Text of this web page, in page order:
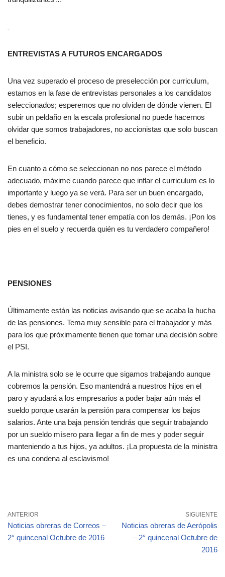
ENTREVISTAS A FUTUROS ENCARGADOS
Una vez superado el proceso de preselección por curriculum,
estamos en la fase de entrevistas personales a los candidatos
seleccionados; esperemos que no olviden de dónde vienen. El
subir un peldaño en la escala profesional no puede hacernos
olvidar que somos trabajadores, no accionistas que solo buscan
el beneficio.
En cuanto a cómo se seleccionan no nos parece el método
adecuado, máxime cuando parece que inflar el curriculum es lo
importante y luego ya se verá. Para ser un buen encargado,
debes demostrar tener conocimientos, no solo decir que los
tienes, y es fundamental tener empatía con los demás. ¡Pon los
pies en el suelo y recuerda quién es tu verdadero compañero!
PENSIONES
Últimamente están las noticias avisando que se acaba la hucha
de las pensiones. Tema muy sensible para el trabajador y más
para los que próximamente tienen que tomar una decisión sobre
el PSI.
A la ministra solo se le ocurre que sigamos trabajando aunque
cobremos la pensión. Eso mantendrá a nuestros hijos en el
paro y ayudará a los empresarios a poder bajar aún más el
sueldo porque usarán la pensión para compensar los bajos
salarios. Ante una baja pensión tendrás que seguir trabajando
por un sueldo mísero para llegar a fin de mes y poder seguir
manteniendo a tus hijos, ya adultos. ¡La propuesta de la ministra
es una condena al esclavismo!
ANTERIOR
Noticias obreras de Correos –
2° quincenal Octubre de 2016
SIGUIENTE
Noticias obreras de Aerópolis
– 2° quincenal Octubre de
2016